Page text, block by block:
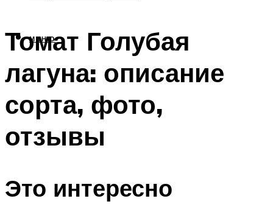
МЕНЮ
Томат Голубая
лагуна: описание
сорта, фото,
отзывы
Это интересно